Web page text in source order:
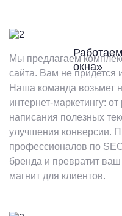
окна»
Мы предлагаем
сайта. Вам не придется
Наша команда возьмет
интернет-маркетингу:
написания полезных
улучшения конверсии.
профессионалов по
бренда и превратит
магнит для клиентов.